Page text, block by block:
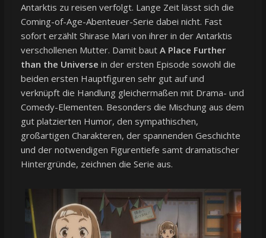
Antarktis zu reisen verfolgt. Lange Zeit lässt sich die
Coming-of-Age-Abenteuer-Serie dabei nicht. Fast
sofort erzählt Shirase Mari von ihrer in der Antarktis
verschollenen Mutter. Damit baut A Place Further
than the Universe in der ersten Episode sowohl die
beiden ersten Hauptfiguren sehr gut auf und
verknüpft die Handlung gleichermaßen mit Drama- und
Comedy-Elementen. Besonders die Mischung aus dem
gut platzierten Humor, den sympathischen,
großartigen Charakteren, der spannenden Geschichte
und der notwendigen Figurentiefe samt dramatischer
Hintergründe, zeichnen die Serie aus.